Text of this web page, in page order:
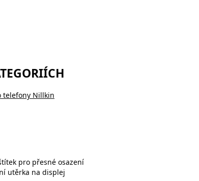
telefony Nillkin
pro přesné osazení
utěrka na displej